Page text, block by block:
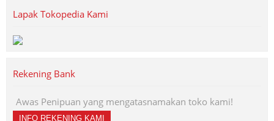
Lapak Tokopedia Kami
Rekening Bank
Awas Penipuan yang mengatasnamakan toko kami!
INFO REKENING KAMI